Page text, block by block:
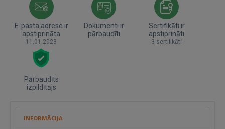
E-pasta adrese ir
apstiprināta
11.01.2023
Dokumenti ir
pārbaudīti
Sertifikāti ir
apstiprināti
3 sertifikāti
Pārbaudīts
izpildītājs
INFORMĀCIJA